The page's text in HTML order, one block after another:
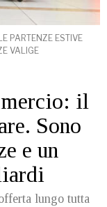
PARTENZE ESTIVE
VALIGE
il
Sono
e un
lungo tutta